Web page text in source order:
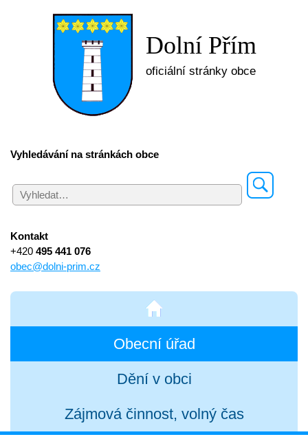
Dolní Přím
oficiální stránky obce
Vyhledávání na stránkách obce
Kontakt
+420 495 441 076
obec@dolni-prim.cz
Obecní úřad
Dění v obci
Zájmová činnost, volný čas